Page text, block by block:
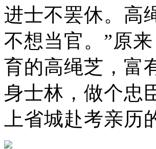
进士不罢休。高
不想当官。”原
育的高绳芝，富
身士林，做个忠
上省城赴考亲